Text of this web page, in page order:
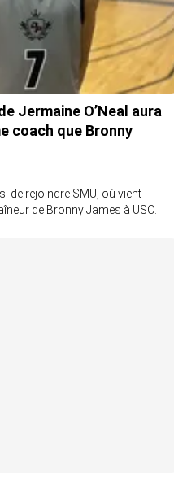
Jermaine O’Neal aura
coach que Bronny
de rejoindre SMU, où vient
de Bronny James à USC.